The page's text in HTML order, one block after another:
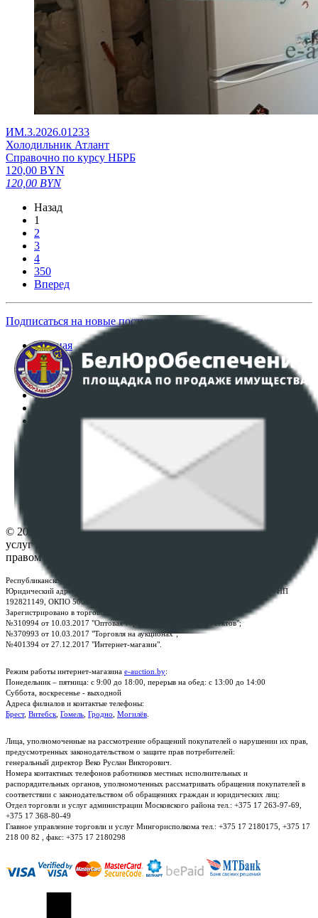
ИМ.3.2026.01233
Холодильник Атлант
Справочно по курсу НБРБ
120,00 BYN
120,00 BYN
Назад
1
2
3
4
350
Вперед
Подписаться на новые поступления
Главная
Аукционы
Интернет-магазин
Регламент организации и проведения торгов
Политика в отношении обработки персональных
ПОЛОЖЕНИЕ О ПОЛИТИКЕ ОБРАБОТКИ COOKIE-
Настройки cookie-файлов
© 2026 Республиканское унитарное предприятие по оказанию
услуг "БелЮрОбеспечение" - Все права защищены авторским
правом
Республиканское унитарное предприятие по оказанию услуг "БелЮрОбеспечение"
Юридический адрес: г. Минск, пр-т. Дзержинского, 1Б, e-mail:
, УНП
192821149, ОКПО 500111895000
Зарегистрировано в торговом реестре Республики Беларусь:
№310994 от 10.03.2017 "Оптовая торговля без торговых объектов";
№370993 от 10.03.2017 "Торговля на аукционах";
№401394 от 27.12.2017 "Интернет-магазин".
Режим работы интернет-магазина e-auction.by:
Понедельник – пятница: с 9:00 до 18:00, перерыв на обед: с 13:00 до 14:00
Суббота, воскресенье - выходной
Адреса филиалов и контактые телефоны:
Брест, Витебск Гомель Гродно Могилёв
Лица, уполномоченные на рассмотрение обращений покупателей о нарушении их прав,
предусмотренных законодательством о защите прав потребителей:
генеральный директор Веко Руслан Викторович.
Номера контактных телефонов работников местных исполнительных и
распорядительных органов, уполномоченных рассматривать обращения покупателей в
соответствии с законодательством об обращениях граждан и юридических лиц:
Отдел торговли и услуг администрации Московского района тел.: +375 17 263-97-69,
+375 17 368-80-49
Главное управление торговли и услуг Мингорисполкома тел.: +375 17 2180175, +375 17
218 00 82 , факс: +375 17 2180298